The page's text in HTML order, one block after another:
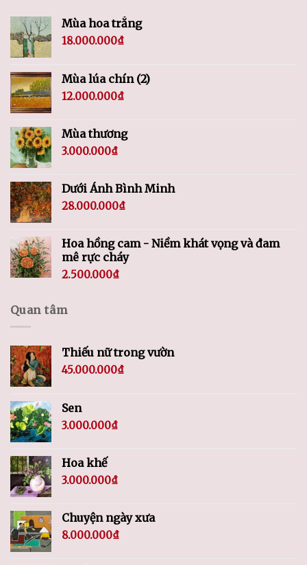
Mùa hoa trắng
18.000.000₫
Mùa lúa chín (2)
12.000.000₫
Mùa thương
3.000.000₫
Dưới Ánh Bình Minh
28.000.000₫
Hoa hồng cam - Niềm khát vọng và đam
mê rực cháy
2.500.000₫
Quan tâm
Thiếu nữ trong vườn
45.000.000₫
Sen
3.000.000₫
Hoa khế
3.000.000₫
Chuyện ngày xưa
8.000.000₫